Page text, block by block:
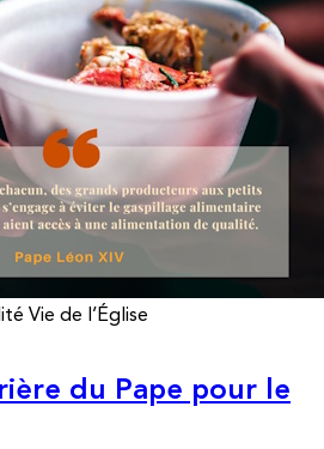
Vie de l’Église
du Pape pour le